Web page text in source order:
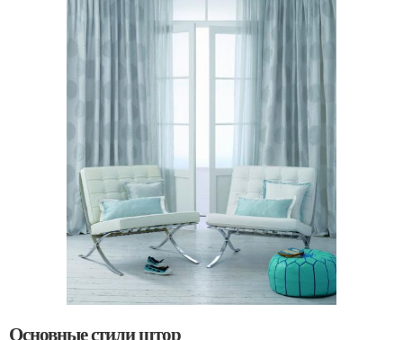
Основные стили штор